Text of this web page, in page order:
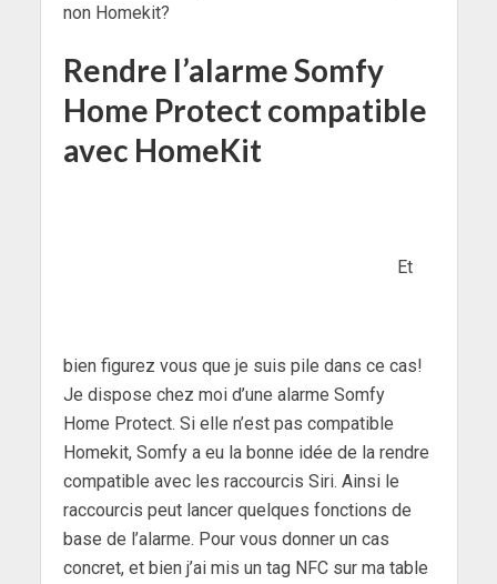
non Homekit?
Rendre l’alarme Somfy
Home Protect compatible
avec HomeKit
Et
bien figurez vous que je suis pile dans ce cas!
Je dispose chez moi d’une alarme Somfy
Home Protect. Si elle n’est pas compatible
Homekit, Somfy a eu la bonne idée de la rendre
compatible avec les raccourcis Siri. Ainsi le
raccourcis peut lancer quelques fonctions de
base de l’alarme. Pour vous donner un cas
concret, et bien j’ai mis un tag NFC sur ma table